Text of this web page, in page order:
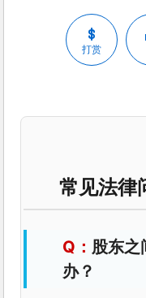
打赏
常见法律
股东之
办？